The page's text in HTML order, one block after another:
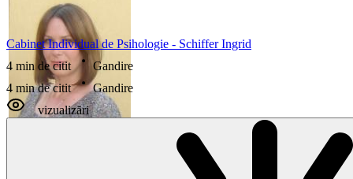
Cabinet Individual de Psihologie - Schiffer Ingrid
4 min de citit
Gandire
4 min de citit
Gandire
vizualizări